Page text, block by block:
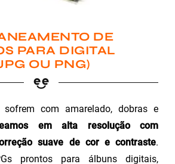
DE
PARA DIGITAL
OU PNG)
com amarelado, dobras e
em alta resolução com
suave de cor e contraste.
prontos para álbuns digitais,